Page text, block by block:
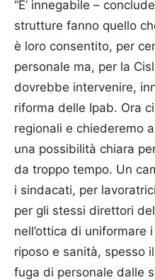
“E’ innegabile –
strutture fanno quello
è loro consentito, per
personale ma, per la
dovrebbe intervenire,
riforma delle Ipab. Ora
regionali e chiederemo
una possibilità chiara
da troppo tempo. Un
i sindacati, per
per gli stessi direttori
nell’ottica di uniformare
riposo e sanità, spesso
fuga di personale dalle